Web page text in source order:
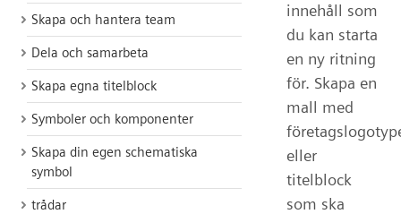
Skapa och hantera team
Dela och samarbeta
Skapa egna titelblock
Symboler och komponenter
Skapa din egen schematiska
symbol
trådar
innehåll som
du kan starta
en ny ritning
för. Skapa en
mall med
eller
titelblock
som ska